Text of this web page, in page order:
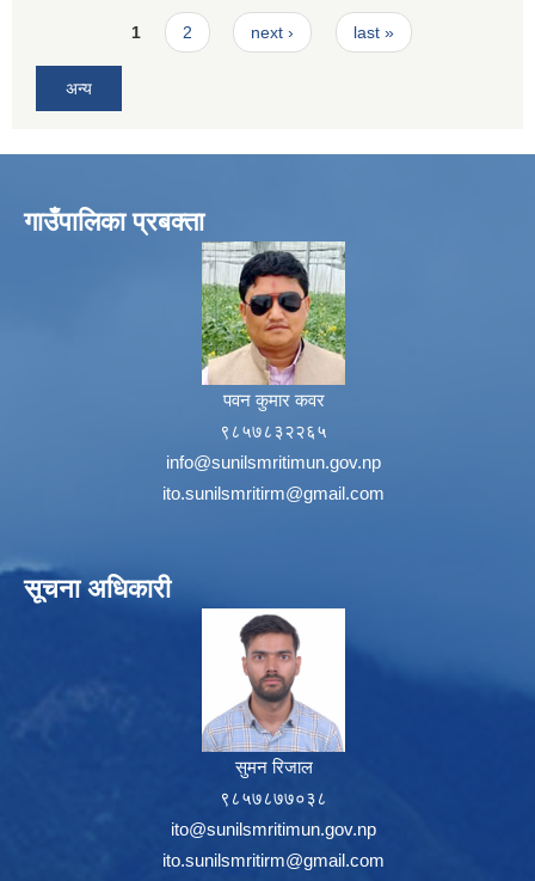
Pages1 2 next › last »
अन्य
गाउँपालिका प्रबक्ता
पवन कुमार कवर
९८५७८३२२६५
info@sunilsmritimun.gov.np
ito.sunilsmritirm@gmail.com
सूचना अधिकारी
सुमन रिजाल
९८५७८७७०३८
ito@sunilsmritimun.gov.np
ito.sunilsmritirm@gmail.com